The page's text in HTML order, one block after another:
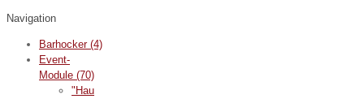
Navigation
Barhocker (4)
Event-
Module (70)
"Hau